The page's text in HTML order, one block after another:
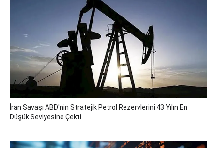
İran Savaşı ABD'nin Stratejik Petrol Rezervlerini 43 Yılın En
Düşük Seviyesine Çekti